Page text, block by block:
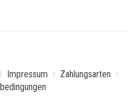
Impressum
Zahlungsarten